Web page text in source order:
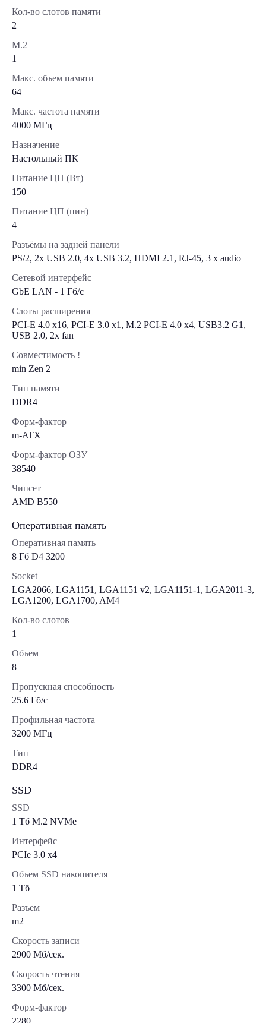
Кол-во слотов памяти
2
М.2
1
Макс. объем памяти
64
Макс. частота памяти
4000 МГц
Назначение
Настольный ПК
Питание ЦП (Вт)
150
Питание ЦП (пин)
4
Разъёмы на задней панели
PS/2, 2х USB 2.0, 4x USB 3.2, HDMI 2.1, RJ-45, 3 x audio
Сетевой интерфейс
GbE LAN - 1 Гб/с
Слоты расширения
PCI-E 4.0 x16, PCI-E 3.0 x1, M.2 PCI-E 4.0 х4, USB3.2 G1,
USB 2.0, 2х fan
Совместимость !
min Zen 2
Тип памяти
DDR4
Форм-фактор
m-ATX
Форм-фактор ОЗУ
38540
Чипсет
AMD B550
Оперативная память
Оперативная память
8 Гб D4 3200
Socket
LGA2066, LGA1151, LGA1151 v2, LGA1151-1, LGA2011-3,
LGA1200, LGA1700, AM4
Кол-во слотов
1
Объем
8
Пропускная способность
25.6 Гб/с
Профильная частота
3200 МГц
Тип
DDR4
SSD
SSD
1 Tб M.2 NVMe
Интерфейс
PCIe 3.0 x4
Объем SSD накопителя
1 Тб
Разъем
m2
Скорость записи
2900 Мб/сек.
Скорость чтения
3300 Мб/сек.
Форм-фактор
2280